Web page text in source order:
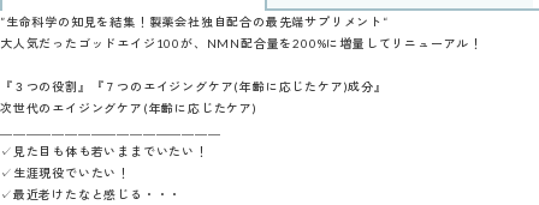
”生命科学の知見を結集！製薬会社独自配合の最先端サプリメント“
大人気だったゴッドエイジ100が、NMN配合量を200%に増量してリニューアル！
『３つの役割』『７つのエイジングケア(年齢に応じたケア)成分』
次世代のエイジングケア(年齢に応じたケア)
✓見た目も体も若いままでいたい！
✓生涯現役でいたい！
✓最近老けたなと感じる・・・